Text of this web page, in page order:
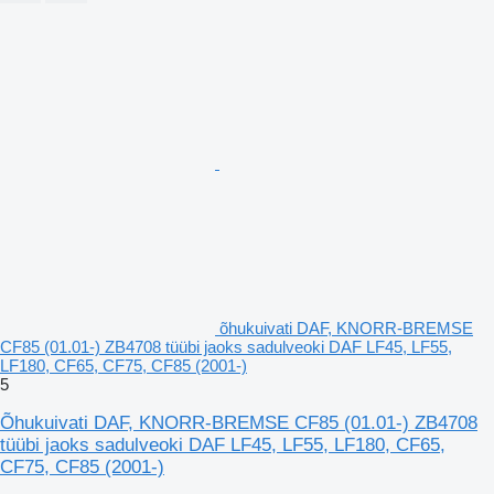
õhukuivati DAF, KNORR-BREMSE
CF85 (01.01-) ZB4708 tüübi jaoks sadulveoki DAF LF45, LF55,
LF180, CF65, CF75, CF85 (2001-)
5
Õhukuivati DAF, KNORR-BREMSE CF85 (01.01-) ZB4708
tüübi jaoks sadulveoki DAF LF45, LF55, LF180, CF65,
CF75, CF85 (2001-)